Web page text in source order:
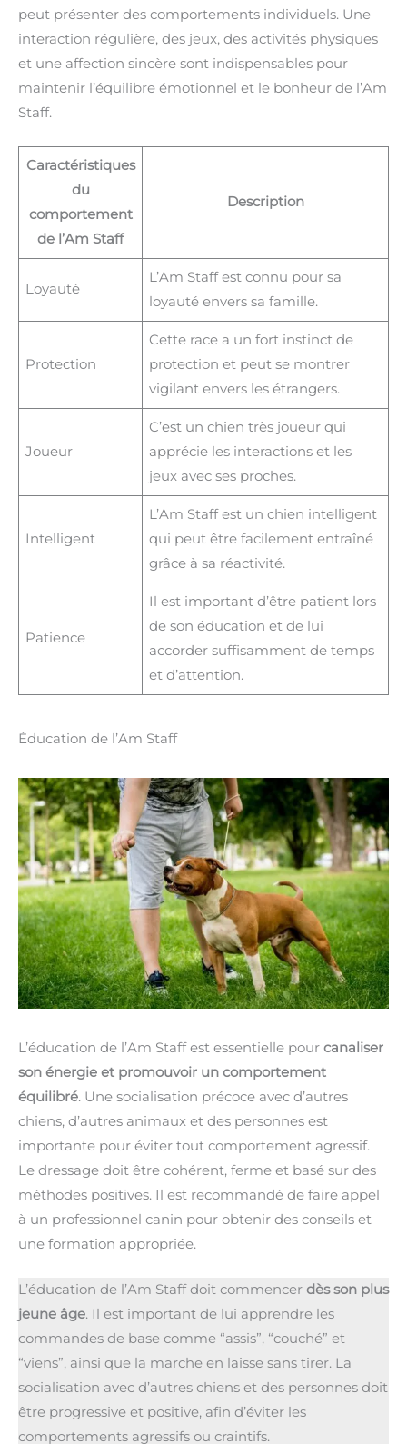
peut présenter des comportements individuels. Une
interaction régulière, des jeux, des activités physiques
et une affection sincère sont indispensables pour
maintenir l’équilibre émotionnel et le bonheur de l’Am
Staff.
Caractéristiques
du
comportement
de l’Am Staff
Description
Loyauté
L’Am Staff est connu pour sa
loyauté envers sa famille.
Protection
Cette race a un fort instinct de
protection et peut se montrer
vigilant envers les étrangers.
Joueur
C’est un chien très joueur qui
apprécie les interactions et les
jeux avec ses proches.
Intelligent
L’Am Staff est un chien intelligent
qui peut être facilement entraîné
grâce à sa réactivité.
Patience
Il est important d’être patient lors
de son éducation et de lui
accorder suffisamment de temps
et d’attention.
Éducation de l’Am Staff
L’éducation de l’Am Staff est essentielle pour canaliser
son énergie et promouvoir un comportement
équilibré. Une socialisation précoce avec d’autres
chiens, d’autres animaux et des personnes est
importante pour éviter tout comportement agressif.
Le dressage doit être cohérent, ferme et basé sur des
méthodes positives. Il est recommandé de faire appel
à un professionnel canin pour obtenir des conseils et
une formation appropriée.
L’éducation de l’Am Staff doit commencer dès son plus
jeune âge. Il est important de lui apprendre les
commandes de base comme “assis”, “couché” et
“viens”, ainsi que la marche en laisse sans tirer. La
socialisation avec d’autres chiens et des personnes doit
être progressive et positive, afin d’éviter les
comportements agressifs ou craintifs.